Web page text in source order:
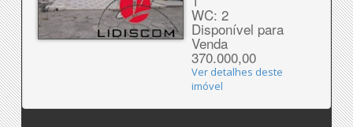
WC: 2
Disponível para
Venda
370.000,00
Ver detalhes deste
imóvel